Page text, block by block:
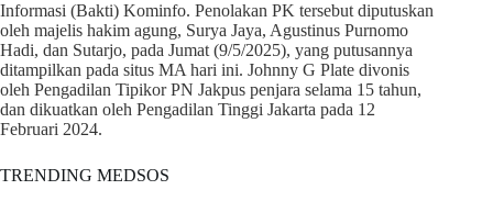
Informasi (Bakti) Kominfo. Penolakan PK tersebut diputuskan
oleh majelis hakim agung, Surya Jaya, Agustinus Purnomo
Hadi, dan Sutarjo, pada Jumat (9/5/2025), yang putusannya
ditampilkan pada situs MA hari ini. Johnny G Plate divonis
oleh Pengadilan Tipikor PN Jakpus penjara selama 15 tahun,
dan dikuatkan oleh Pengadilan Tinggi Jakarta pada 12
Februari 2024.
TRENDING MEDSOS